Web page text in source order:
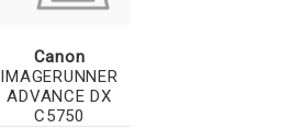
Canon
IMAGERUNNER
ADVANCE DX
C5750